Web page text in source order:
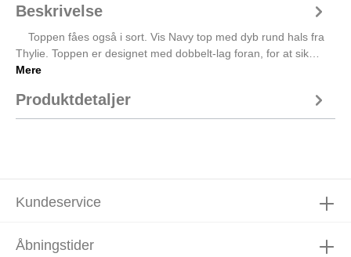
Beskrivelse
Toppen fåes også i sort. Vis Navy top med dyb rund hals fra
Thylie. Toppen er designet med dobbelt-lag foran, for at sik…
Mere
Produktdetaljer
Åbningstider
Kundeservice